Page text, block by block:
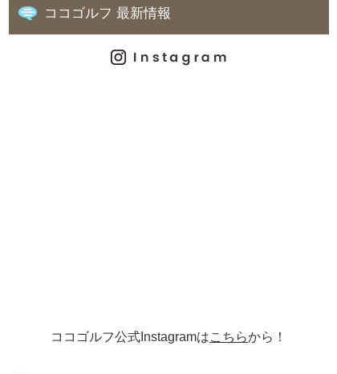
ココゴルフ 最新情報
ココゴルフ公式Instagramはこちらから！